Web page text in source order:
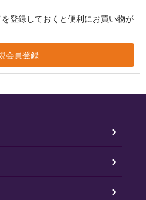
登録しておくと便利にお買い物が